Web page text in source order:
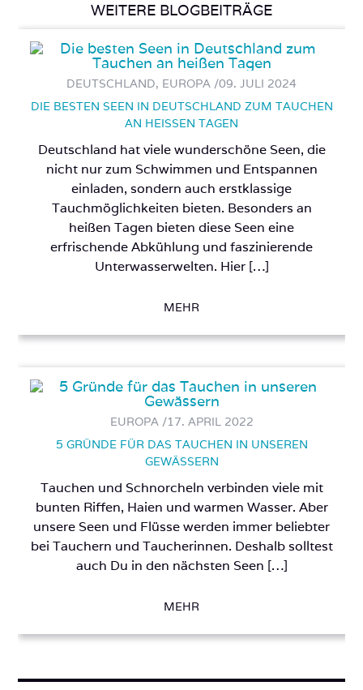
WEITERE BLOGBEITRÄGE
DEUTSCHLAND, EUROPA /09. JULI 2024
DIE BESTEN SEEN IN DEUTSCHLAND ZUM TAUCHEN
AN HEISSEN TAGEN
Deutschland hat viele wunderschöne Seen, die
nicht nur zum Schwimmen und Entspannen
einladen, sondern auch erstklassige
Tauchmöglichkeiten bieten. Besonders an
heißen Tagen bieten diese Seen eine
erfrischende Abkühlung und faszinierende
Unterwasserwelten. Hier […]
MEHR
EUROPA /17. APRIL 2022
5 GRÜNDE FÜR DAS TAUCHEN IN UNSEREN
GEWÄSSERN
Tauchen und Schnorcheln verbinden viele mit
bunten Riffen, Haien und warmen Wasser. Aber
unsere Seen und Flüsse werden immer beliebter
bei Tauchern und Taucherinnen. Deshalb solltest
auch Du in den nächsten Seen […]
MEHR